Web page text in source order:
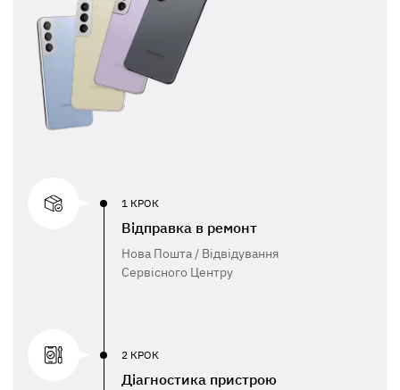
1 КРОК
Відправка в ремонт
Нова Пошта / Відвідування
Сервісного Центру
2 КРОК
Діагностика пристрою